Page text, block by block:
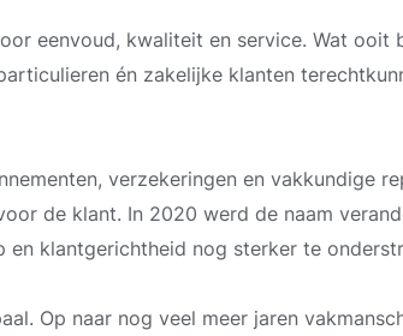
eenvoud, kwaliteit en service. Wat ooit
én zakelijke klanten
verzekeringen en vakkundige
de klant. In 2020 werd de naam
klantgerichtheid nog sterker te
Op naar nog veel meer jaren